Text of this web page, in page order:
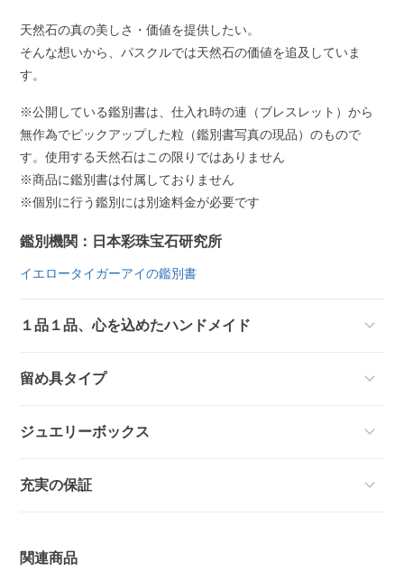
天然石の真の美しさ・価値を提供したい。
そんな想いから、パスクルでは天然石の価値を追及していま
す。
※公開している鑑別書は、仕入れ時の連（ブレスレット）から
無作為でピックアップした粒（鑑別書写真の現品）のもので
す。使用する天然石はこの限りではありません
※商品に鑑別書は付属しておりません
※個別に行う鑑別には別途料金が必要です
鑑別機関：日本彩珠宝石研究所
イエロータイガーアイの鑑別書
１品１品、心を込めたハンドメイド
留め具タイプ
ジュエリーボックス
充実の保証
関連商品